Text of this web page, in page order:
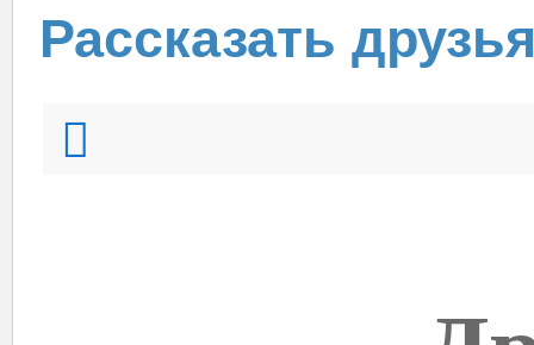
Рассказать